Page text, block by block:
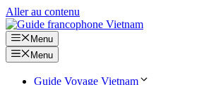
Aller au contenu
Menu
Menu
Guide Voyage Vietnam